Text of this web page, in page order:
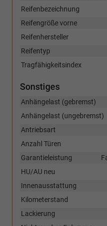
Reifenbezeichnung
Reifengröße vorne
Reifenhersteller
Reifentyp
Tragfähigkeitsindex
Sonstiges
Anhängelast (gebremst)
Anhängelast (ungebremst)
Antriebsart
Anzahl Türen
Garantieleistung
HU/AU neu
Innenausstattung
Kilometerstand
Lackierung